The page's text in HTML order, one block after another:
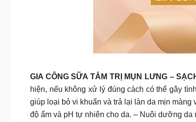
GIA CÔNG SỮA TẮM TRỊ MỤN LƯNG –
hiện, nếu không xử lý đúng cách có thể gây
giúp loại bỏ vi khuẩn và trả lại làn da mịn
độ ẩm và pH tự nhiên cho da. – Nuôi dưỡng